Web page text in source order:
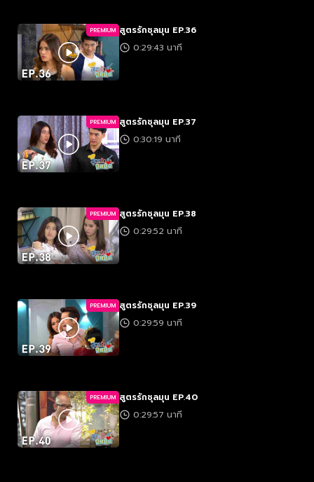
PREMIUM สูตรรักชุลมุน EP.36
0:29:43 นาที
PREMIUM สูตรรักชุลมุน EP.37
0:30:19 นาที
PREMIUM สูตรรักชุลมุน EP.38
0:29:52 นาที
PREMIUM สูตรรักชุลมุน EP.39
0:29:59 นาที
PREMIUM สูตรรักชุลมุน EP.40
0:29:57 นาที